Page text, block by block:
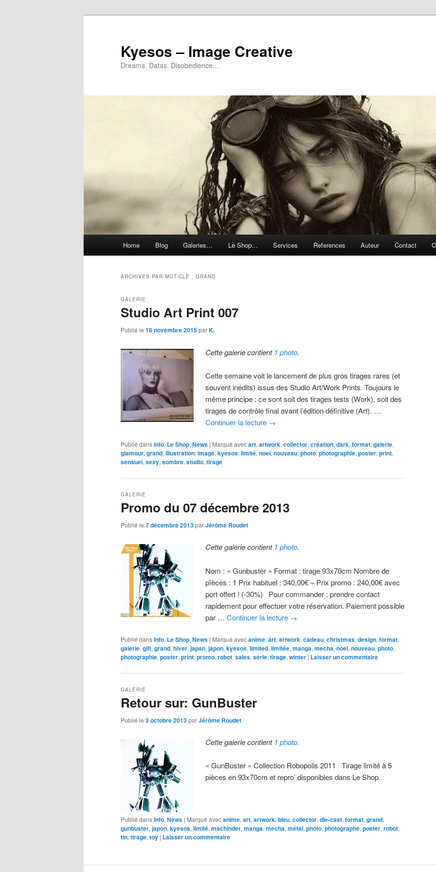
Kyesos – Image Creative
Dreams, Datas, Disobedience…
Home Blog Galeries… Le Shop… Services References Auteur Contact
ARCHIVES PAR MOT-CLÉ : GRAND
Studio Art Print 007
GALERIE
Publié le 16 novembre 2015parK.
Cette galerie contient 1 photo.
Cette semaine voit le lancement de plus gros tirages rares (et
souvent inédits) issus des Studio Art/Work Prints. Toujours le
même principe : ce sont soit des tirages tests (Work), soit des
tirages de contrôle final avant l’édition définitive (Art). …
Continuer la lecture →
Publié dansInfo, Le Shop, News | Marqué avecart, artwork, collector, création, dark, format, galerie,
glamour, grand, illustration, image, kyesos, limité, noel, nouveau, photo, photographie, poster, print,
sensuel, sexy, sombre, studio, tirage
Promo du 07 décembre 2013
GALERIE
Publié le 7 décembre 2013parJérôme Roudet
Cette galerie contient 1 photo.
Nom : « Gunbuster » Format : tirage 93x70cm Nombre de
pîèces : 1 Prix habituel : 340,00€ – Prix promo : 240,00€ avec
port offert ! (-30%) Pour commander : prendre contact
rapidement pour effectuer votre réservation. Paiement possible
par …Continuer la lecture →
Publié dansInfo, Le Shop, News | Marqué avecanime, art, artwork, cadeau, christmas, design, format,
galerie, gift, grand, hiver, japan, japon, kyesos, limited, limitée, manga, mecha, noel, nouveau, photo,
photographie, poster, print, promo, robot, sales, série, tirage, winter | Laisser un commentaire
Retour sur: GunBuster
GALERIE
Publié le 3 octobre 2013parJérôme Roudet
Cette galerie contient 1 photo.
« GunBuster » Collection Robopolis 2011 Tirage limité à 5
pièces en 93x70cm et repro’ disponibles dans Le Shop.
Publié dansInfo, News | Marqué avecanime, art, artwork, bleu, collector, die-cast, format, grand,
gunbuster, japon, kyesos, limité, machinder, manga, mecha, métal, photo, photographe, poster, robot,
tin, tirage, toy | Laisser un commentaire